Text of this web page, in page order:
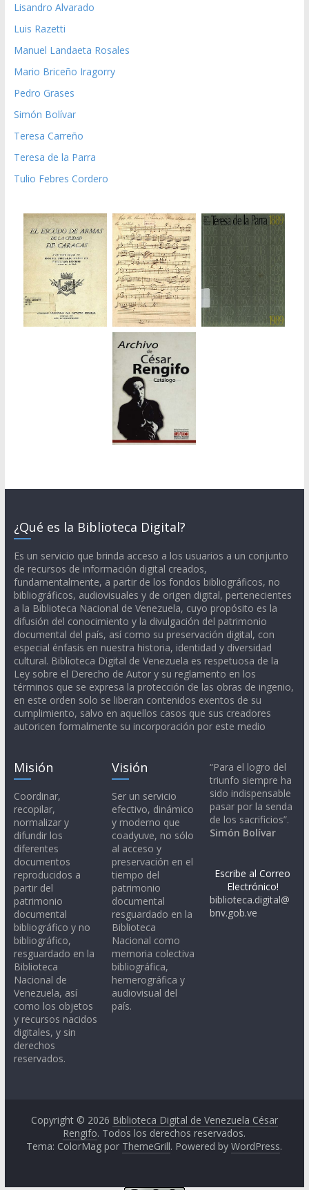
Lisandro Alvarado
Luis Razetti
Manuel Landaeta Rosales
Mario Briceño Iragorry
Pedro Grases
Simón Bolívar
Teresa Carreño
Teresa de la Parra
Tulio Febres Cordero
¿Qué es la Biblioteca Digital?
Es un servicio que brinda acceso a los usuarios a un conjunto
de recursos de información digital creados,
fundamentalmente, a partir de los fondos bibliográficos, no
bibliográficos, audiovisuales y de origen digital, pertenecientes
a la Biblioteca Nacional de Venezuela, cuyo propósito es la
difusión del conocimiento y la divulgación del patrimonio
documental del país, así como su preservación digital, con
especial énfasis en nuestra historia, identidad y diversidad
cultural. Biblioteca Digital de Venezuela es respetuosa de la
Ley sobre el Derecho de Autor y su reglamento en los
términos que se expresa la protección de las obras de ingenio,
en este orden solo se liberan contenidos exentos de su
cumplimiento, salvo en aquellos casos que sus creadores
autoricen formalmente su incorporación por este medio
Misión
Coordinar,
recopilar,
normalizar y
difundir los
diferentes
documentos
reproducidos a
partir del
patrimonio
documental
bibliográfico y no
bibliográfico,
resguardado en la
Biblioteca
Nacional de
Venezuela, así
como los objetos
y recursos nacidos
digitales, y sin
derechos
reservados.
Visión
Ser un servicio
efectivo, dinámico
y moderno que
coadyuve, no sólo
al acceso y
preservación en el
tiempo del
patrimonio
documental
resguardado en la
Biblioteca
Nacional como
memoria colectiva
bibliográfica,
hemerográfica y
audiovisual del
país.
“Para el logro del
triunfo siempre ha
sido indispensable
pasar por la senda
de los sacrificios”.
Simón Bolívar
Escribe al Correo
Electrónico!
biblioteca.digital@
bnv.gob.ve
Copyright © 2026 Biblioteca Digital de Venezuela César
Rengifo. Todos los derechos reservados.
Tema: ColorMag por ThemeGrill. Powered byWordPress.